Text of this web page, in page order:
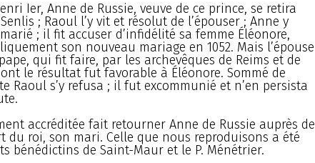
Ier, Anne de Russie, veuve de ce prince, se retira
; Raoul l’y vit et résolut de l’épouser ; Anne y
; il fit accuser d’infidélité sa femme Éléonore,
son nouveau mariage en 1052. Mais l’épouse
qui fit faire, par les archevêques de Reims et de
le résultat fut favorable à Éléonore. Sommé de
Raoul s’y refusa ; il fut excommunié et n’en persista
accréditée fait retourner Anne de Russie auprès de
du roi, son mari. Celle que nous reproduisons a été
bénédictins de Saint-Maur et le P. Ménétrier.